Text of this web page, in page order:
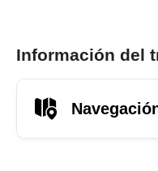
Información del